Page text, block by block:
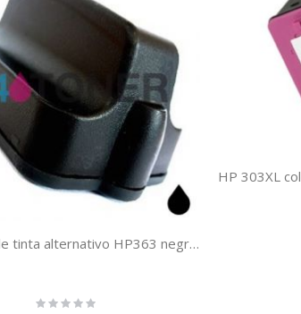
Cartucho de tinta alternativo HP363 negro, compatible al cartucho original HP C8719EE ( Nº363 )
Rating: